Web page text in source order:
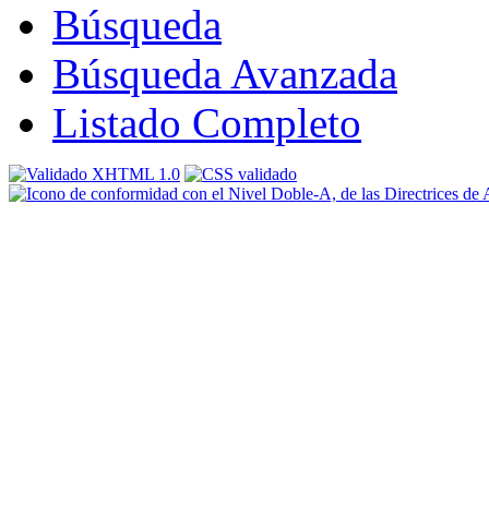
Búsqueda
Búsqueda Avanzada
Listado Completo